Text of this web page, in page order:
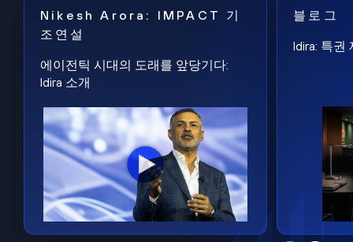
Nikesh Arora: IMPACT 기
조연설
에이전틱 시대의 도래를 앞당기다:
Idira 소개
블로그
Idira: 특권